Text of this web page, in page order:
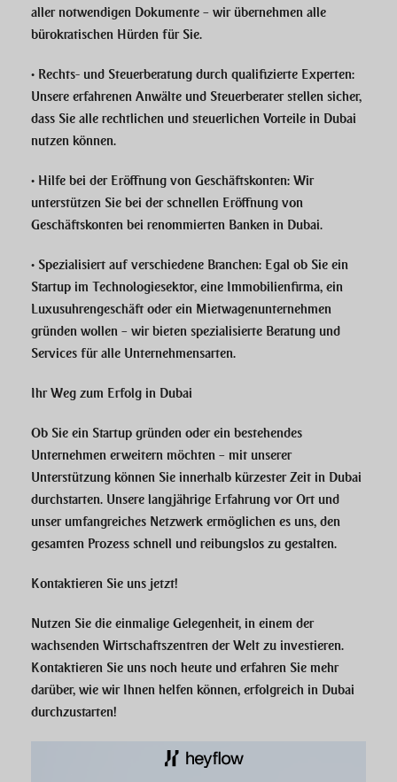
aller notwendigen Dokumente – wir übernehmen alle
bürokratischen Hürden für Sie.
• Rechts- und Steuerberatung durch qualifizierte Experten:
Unsere erfahrenen Anwälte und Steuerberater stellen sicher,
dass Sie alle rechtlichen und steuerlichen Vorteile in Dubai
nutzen können.
• Hilfe bei der Eröffnung von Geschäftskonten: Wir
unterstützen Sie bei der schnellen Eröffnung von
Geschäftskonten bei renommierten Banken in Dubai.
• Spezialisiert auf verschiedene Branchen: Egal ob Sie ein
Startup im Technologiesektor, eine Immobilienfirma, ein
Luxusuhrengeschäft oder ein Mietwagenunternehmen
gründen wollen – wir bieten spezialisierte Beratung und
Services für alle Unternehmensarten.
Ihr Weg zum Erfolg in Dubai
Ob Sie ein Startup gründen oder ein bestehendes
Unternehmen erweitern möchten – mit unserer
Unterstützung können Sie innerhalb kürzester Zeit in Dubai
durchstarten. Unsere langjährige Erfahrung vor Ort und
unser umfangreiches Netzwerk ermöglichen es uns, den
gesamten Prozess schnell und reibungslos zu gestalten.
Kontaktieren Sie uns jetzt!
Nutzen Sie die einmalige Gelegenheit, in einem der
wachsenden Wirtschaftszentren der Welt zu investieren.
Kontaktieren Sie uns noch heute und erfahren Sie mehr
darüber, wie wir Ihnen helfen können, erfolgreich in Dubai
durchzustarten!